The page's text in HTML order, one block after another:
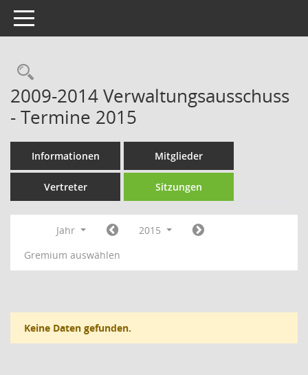
Toggle navigation
Rechercheauswahl
2009-2014 Verwaltungsausschuss
- Termine 2015
Informationen Mitglieder
Vertreter Sitzungen
Jahr
2015
Gremium auswählen
Keine Daten gefunden.